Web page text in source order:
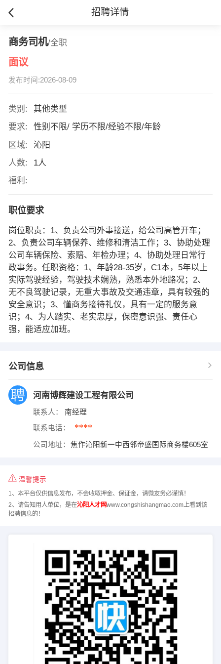
招聘详情
商务司机/全职
面议
发布时间:2026-08-09
类别:
其他类型
要求:
性别不限/ 学历不限/经验不限/年龄
区域:
沁阳
人数:
1人
福利:
职位要求
岗位职责：1、负责公司外事接送，给公司高管开车；
2、负责公司车辆保养、维修和清洁工作；3、协助处理
公司车辆保险、索赔、年检办理；4、协助处理日常行
政事务。任职资格：1、年龄28-35岁，C1本，5年以上
实际驾驶经验，驾驶技术娴熟，熟悉本外地路况；2、
无不良驾驶记录，无重大事故及交通违章，具有较强的
安全意识；3、懂商务接待礼仪，具有一定的服务意
识；4、为人踏实、老实忠厚，保密意识强、责任心
强，能适应加班。
公司信息
河南博辉建设工程有限公司
联系人： 南经理
联系电话： ****
公司地址： 焦作沁阳新一中西邻帝盛国际商务楼605室
温馨提示
1、本平台仅供信息发布，不会收取押金、保证金，请微友务必谨慎！
2、请告知用人单位，是在沁阳人才网www.congshishangmao.com上看到该
招聘信息的！